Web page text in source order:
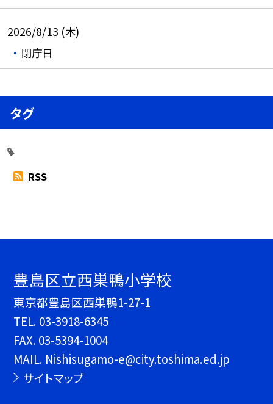
2026/8/13 (木)
閉庁日
タグ
RSS
豊島区立西巣鴨小学校
東京都豊島区西巣鴨1-27-1
TEL. 03-3918-6345
FAX. 03-5394-1004
MAIL. Nishisugamo-e@city.toshima.ed.jp
サイトマップ